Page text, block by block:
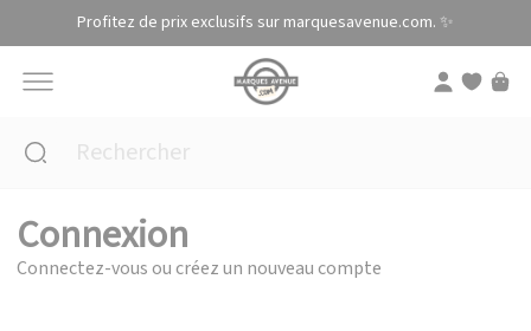
Profitez de prix exclusifs sur marquesavenue.com. ✨
Connexion
Connectez-vous ou créez un nouveau compte
Panneau de gestion des cookies